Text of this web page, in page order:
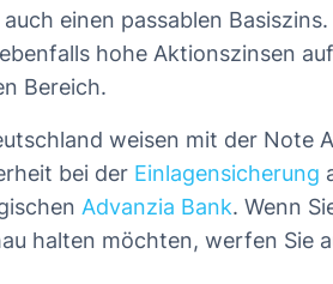
einen passablen Basiszins.
hohe Aktionszinsen
Bereich.
weisen mit der Note
bei der Einlagensicherung
Advanzia Bank. Wenn
halten möchten, werfen Sie